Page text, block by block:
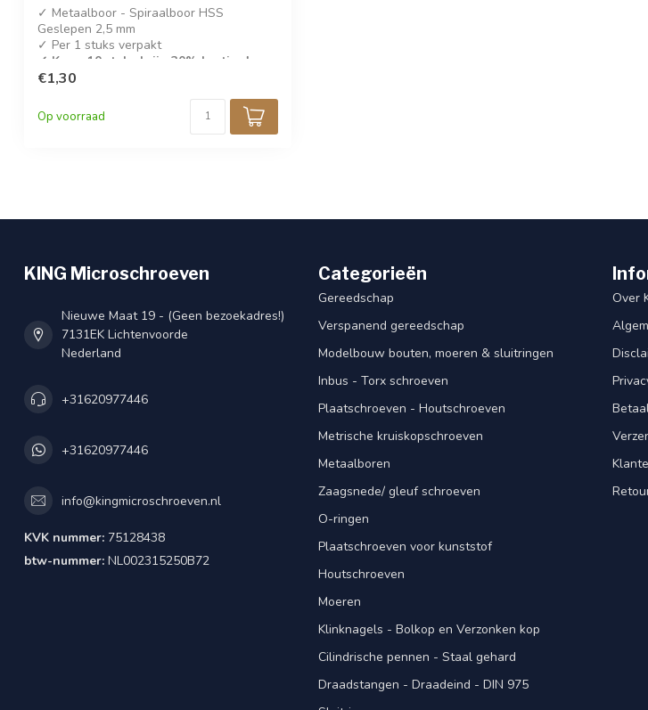
✓ Metaalboor - Spiraalboor HSS
Geslepen 2,5 mm
✓ Per 1 stuks verpakt
✓ Koop 10 stuks krijg 30% korting!
€1,30
Op voorraad
KING Microschroeven
Nieuwe Maat 19 - (Geen bezoekadres!)
7131EK Lichtenvoorde
Nederland
+31620977446
+31620977446
info@kingmicroschroeven.nl
KVK nummer: 75128438
btw-nummer: NL002315250B72
Categorieën
Gereedschap
Verspanend gereedschap
Modelbouw bouten, moeren & sluitringen
Inbus - Torx schroeven
Plaatschroeven - Houtschroeven
Metrische kruiskopschroeven
Metaalboren
Zaagsnede/ gleuf schroeven
O-ringen
Plaatschroeven voor kunststof
Houtschroeven
Moeren
Klinknagels - Bolkop en Verzonken kop
Cilindrische pennen - Staal gehard
Draadstangen - Draadeind - DIN 975
Over